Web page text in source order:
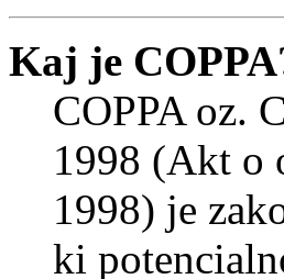
Kaj je
COPPA oz.
1998 (Akt o
1998) je
ki